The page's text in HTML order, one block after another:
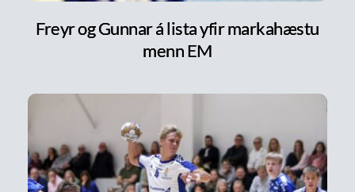
Freyr og Gunnar á lista yfir markahæstu
menn EM